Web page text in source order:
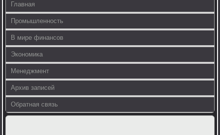
Главная
Промышленность
В мире финансов
Экономика
Менеджмент
Архив записей
Обратная связь